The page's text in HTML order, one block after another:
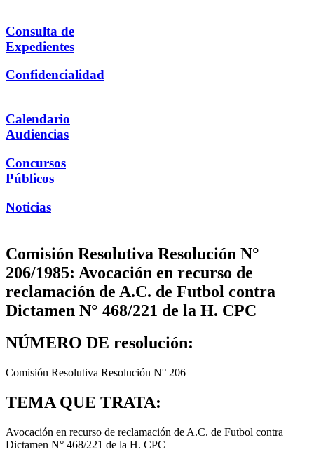
Consulta de
Expedientes
Confidencialidad
Calendario
Audiencias
Concursos
Públicos
Noticias
Comisión Resolutiva Resolución N°
206/1985: Avocación en recurso de
reclamación de A.C. de Futbol contra
Dictamen N° 468/221 de la H. CPC
NÚMERO DE resolución:
Comisión Resolutiva Resolución N° 206
TEMA QUE TRATA:
Avocación en recurso de reclamación de A.C. de Futbol contra
Dictamen N° 468/221 de la H. CPC